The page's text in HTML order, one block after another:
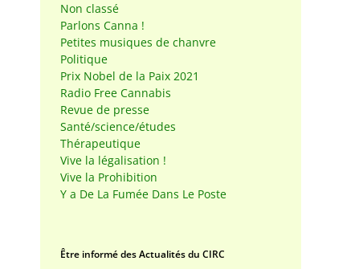
Non classé
Parlons Canna !
Petites musiques de chanvre
Politique
Prix Nobel de la Paix 2021
Radio Free Cannabis
Revue de presse
Santé/science/études
Thérapeutique
Vive la légalisation !
Vive la Prohibition
Y a De La Fumée Dans Le Poste
Être informé des Actualités du CIRC